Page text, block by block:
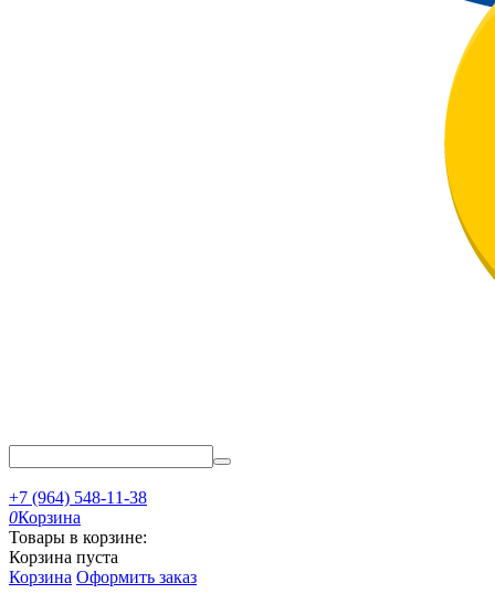
+7 (964) 548-11-38
0Корзина
Товары в корзине:
Корзина пуста
Корзина Оформить заказ